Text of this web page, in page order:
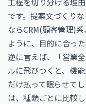
です。提案文づくり
ならCRM(顧客管理)
ように、目的に合っ
逆に言えば、「営業
ルに飛びつくと、機
だけ払って眠らせて
は、種類ごとに比較し